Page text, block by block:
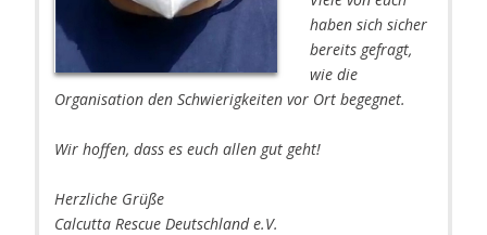
haben sich sicher
bereits gefragt,
wie die
Organisation den Schwierigkeiten vor Ort begegnet.
Wir hoffen, dass es euch allen gut geht!
Herzliche Grüße
Calcutta Rescue Deutschland e.V.